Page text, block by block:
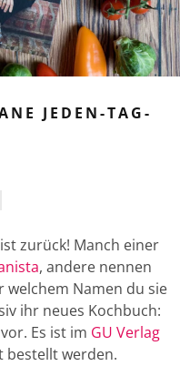
JEDEN-TAG-
zurück! Manch einer
, andere nennen
welchem Namen du sie
ihr neues Kochbuch:
vor. Es ist im GU Verlag
bestellt werden.